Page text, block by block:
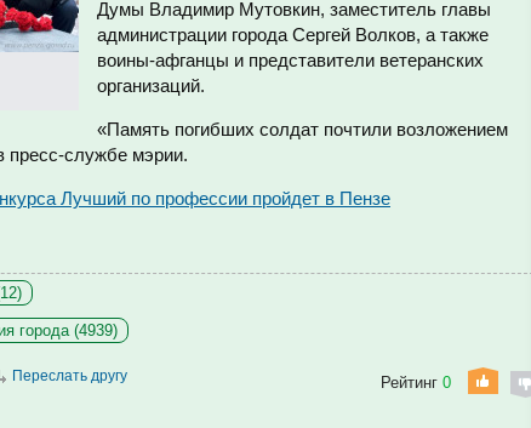
Думы Владимир Мутовкин, заместитель главы
администрации города Сергей Волков, а также
воины-афганцы и представители ветеранских
организаций.
«Память погибших солдат почтили возложением
пресс-службе мэрии.
Лучший по профессии пройдет в Пензе
города (4939)
Переслать другу Рейтинг 0